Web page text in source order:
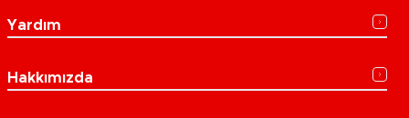
Yardım
Hakkımızda